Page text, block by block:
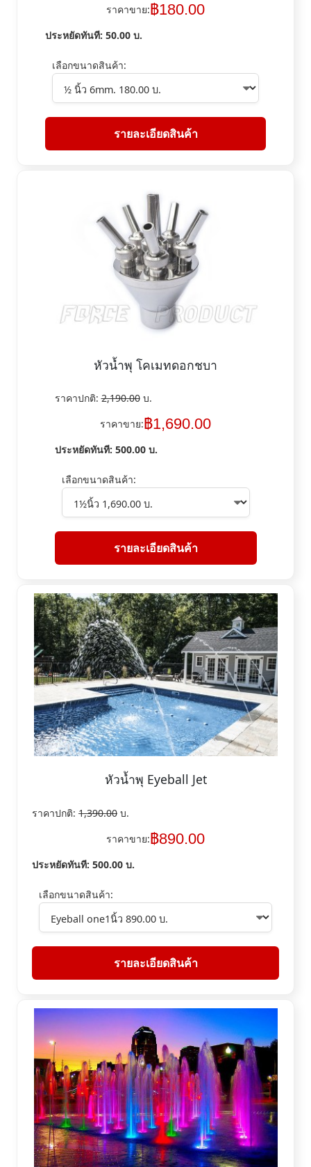
ราคาขาย:฿180.00
ประหยัดทันที: 50.00 บ.
เลือกขนาดสินค้า:
รายละเอียดสินค้า
หัวน้ำพุ โคเมทดอกชบา
ราคาปกติ:2,190.00บ.
ราคาขาย: ฿1,690.00
ประหยัดทันที: 500.00บ.
เลือกขนาดสินค้า:
รายละเอียดสินค้า
หัวน้ำพุ Eyeball Jet
ราคาปกติ: 1,390.00 บ.
ราคาขาย:฿890.00
ประหยัดทันที: 500.00 บ.
เลือกขนาดสินค้า:
รายละเอียดสินค้า